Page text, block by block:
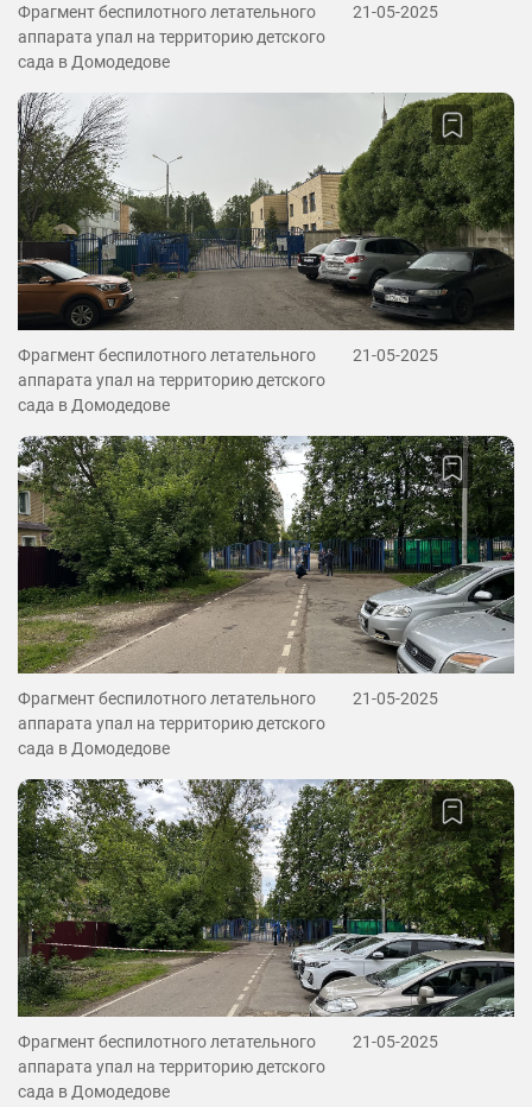
Фрагмент беспилотного летательного
аппарата упал на территорию детского
сада в Домодедове
21-05-2025
Фрагмент беспилотного летательного
аппарата упал на территорию детского
сада в Домодедове
21-05-2025
Фрагмент беспилотного летательного
аппарата упал на территорию детского
сада в Домодедове
21-05-2025
Фрагмент беспилотного летательного
аппарата упал на территорию детского
сада в Домодедове
21-05-2025